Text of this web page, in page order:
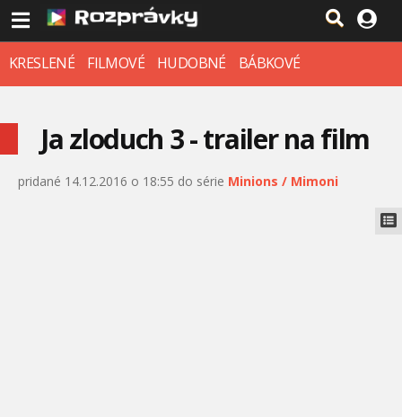
KRESLENÉ FILMOVÉ HUDOBNÉ BÁBKOVÉ
Ja zloduch 3 - trailer na film
pridané 14.12.2016 o 18:55 do série Minions / Mimoni